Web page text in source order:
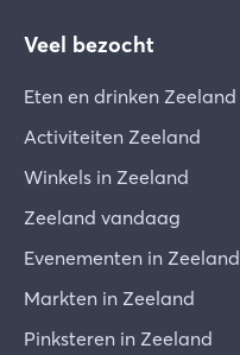
Veel bezocht
Eten en drinken Zeeland
Activiteiten Zeeland
Winkels in Zeeland
Zeeland vandaag
Evenementen in Zeeland
Markten in Zeeland
Pinksteren in Zeeland